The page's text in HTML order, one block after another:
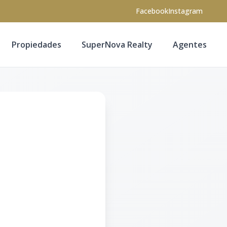
FacebookInstagram
Propiedades SuperNova Realty Agentes